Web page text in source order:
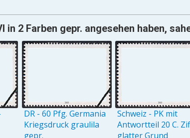
in 2 Farben gepr. angesehen haben,
DR - 60 Pfg. Germania
Kriegsdruck graulila
gepr.
Schweiz - PK mit
Antwortteil 20 C.
glatter Grund